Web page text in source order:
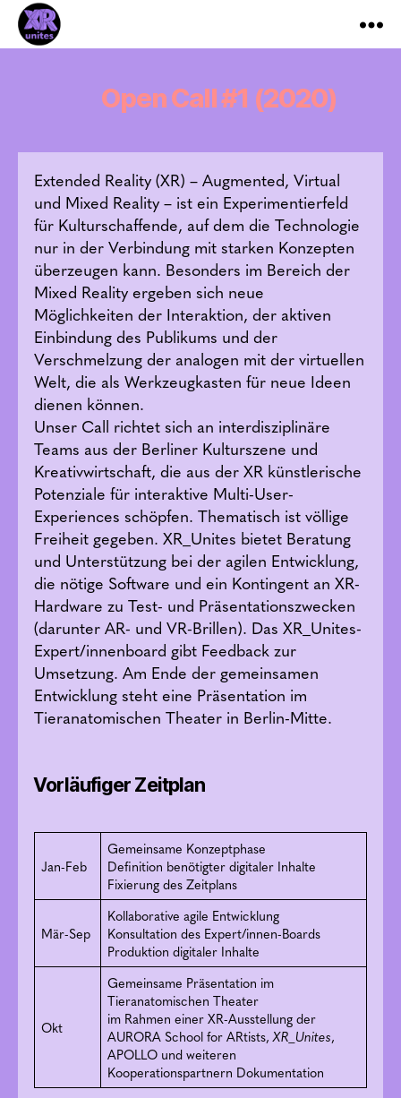
Open Call #1 (2020)
Extended Reality (XR) – Augmented, Virtual
und Mixed Reality – ist ein Experimentierfeld
für Kulturschaffende, auf dem die Technologie
nur in der Verbindung mit starken Konzepten
überzeugen kann. Besonders im Bereich der
Mixed Reality ergeben sich neue
Möglichkeiten der Interaktion, der aktiven
Einbindung des Publikums und der
Verschmelzung der analogen mit der virtuellen
Welt, die als Werkzeugkasten für neue Ideen
dienen können.
Unser Call richtet sich an interdisziplinäre
Teams aus der Berliner Kulturszene und
Kreativwirtschaft, die aus der XR künstlerische
Potenziale für interaktive Multi-User-
Experiences schöpfen. Thematisch ist völlige
Freiheit gegeben. XR_Unites bietet Beratung
und Unterstützung bei der agilen Entwicklung,
die nötige Software und ein Kontingent an XR-
Hardware zu Test- und Präsentationszwecken
(darunter AR- und VR-Brillen). Das XR_Unites-
Expert/innenboard gibt Feedback zur
Umsetzung. Am Ende der gemeinsamen
Entwicklung steht eine Präsentation im
Tieranatomischen Theater in Berlin-Mitte.
Vorläufiger Zeitplan
Jan-Feb
Gemeinsame Konzeptphase
Definition benötigter digitaler Inhalte
Fixierung des Zeitplans
Mär-Sep
Kollaborative agile Entwicklung
Konsultation des Expert/innen-Boards
Produktion digitaler Inhalte
Okt
Gemeinsame Präsentation im
Tieranatomischen Theater
im Rahmen einer XR-Ausstellung der
AURORA School for ARtists,XR_Unites,
APOLLO und weiteren
Kooperationspartnern Dokumentation